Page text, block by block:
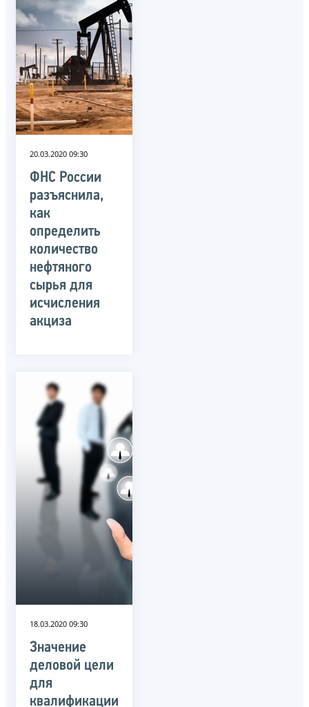
20.03.2020 09:30
ФНС России
разъяснила,
как
определить
количество
нефтяного
сырья для
исчисления
акциза
18.03.2020 09:30
Значение
деловой цели
для
квалификации